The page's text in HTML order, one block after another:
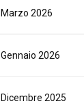
Marzo 2026
Gennaio 2026
Dicembre 2025